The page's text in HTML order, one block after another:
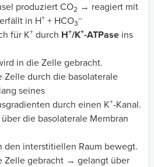
produziert CO2 → reagiert mit
in H+ + HCO3
–
für K+ durch H+/K+-ATPase ins
in die Zelle gebracht.
Zelle durch die basolaterale
seines
durch einen K+-Kanal.
über die basolaterale Membran
den interstitiellen Raum bewegt.
Zelle gebracht → gelangt über